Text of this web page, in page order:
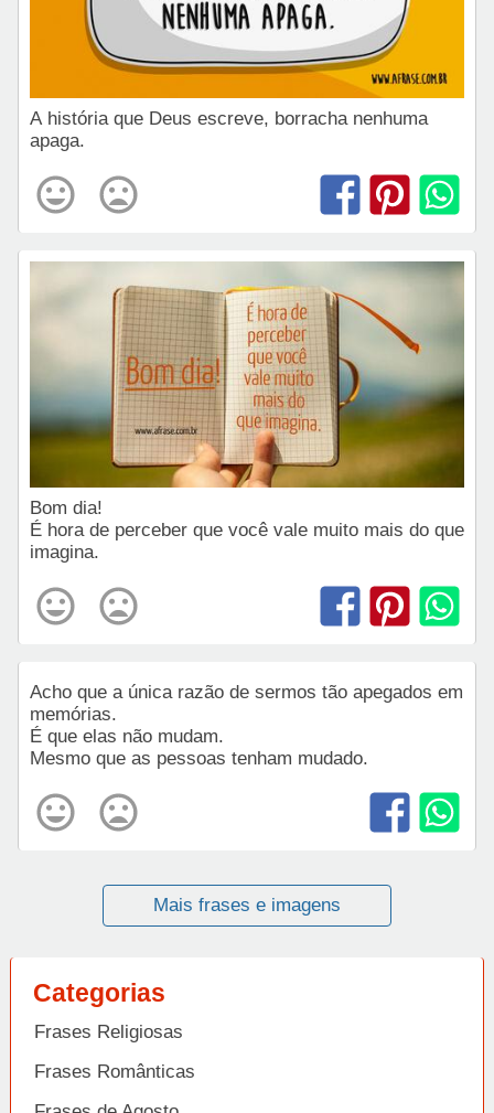
A história que Deus escreve, borracha nenhuma
apaga.
Bom dia!
É hora de perceber que você vale muito mais do que
imagina.
Acho que a única razão de sermos tão apegados em
memórias.
É que elas não mudam.
Mesmo que as pessoas tenham mudado.
Mais frases e imagens
Categorias
Frases Religiosas
Frases Românticas